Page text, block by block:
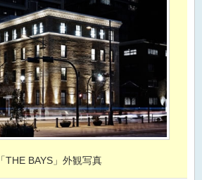
「THE BAYS」外観写真